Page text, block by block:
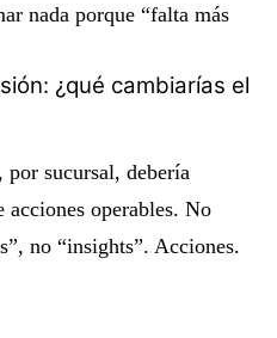
nada porque “falta más
¿qué cambiarías el
sucursal, debería
operables. No
no “insights”. Acciones.